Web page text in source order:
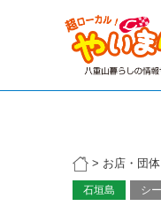
> お店・団体
石垣島 シ